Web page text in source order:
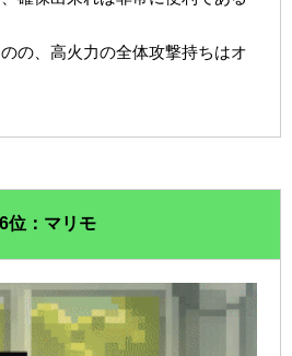
の、高火力の全体攻撃持ちはオ
6位：マリモ